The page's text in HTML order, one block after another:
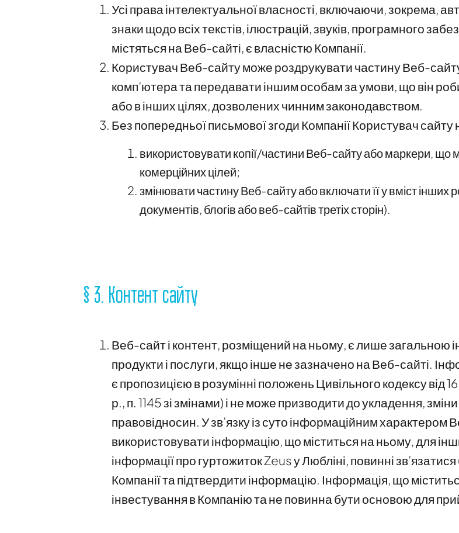
Усі права інтелектуальної власності, включаючи, зокрема,
знаки щодо всіх текстів, ілюстрацій, звуків, програмного
містяться на Веб-сайті, є власністю Компанії.
Користувач Веб-сайту може роздрукувати частину Веб-
комп’ютера та передавати іншим особам за умови, що він
або в інших цілях, дозволених чинним законодавством.
Без попередньої письмової згоди Компанії Користувач сайту
використовувати копії/частини Веб-сайту або маркери, що
комерційних цілей;
змінювати частину Веб-сайту або включати її у вміст
документів, блогів або веб-сайтів третіх сторін).
§ 3. Контент сайту
Веб-сайт і контент, розміщений на ньому, є лише загальною
продукти і послуги, якщо інше не зазначено на Веб-сайті.
є пропозицією в розумінні положень Цивільного кодексу від
р., п. 1145 зі змінами) і не може призводити до укладення,
правовідносин. У зв’язку із суто інформаційним
використовувати інформацію, що міститься на ньому, для
інформації про гуртожиток Zeus у Любліні, повинні
Компанії та підтвердити інформацію. Інформація, що
інвестування в Компанію та не повинна бути основою для